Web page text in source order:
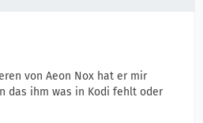
von Aeon Nox hat er mir
das ihm was in Kodi fehlt oder